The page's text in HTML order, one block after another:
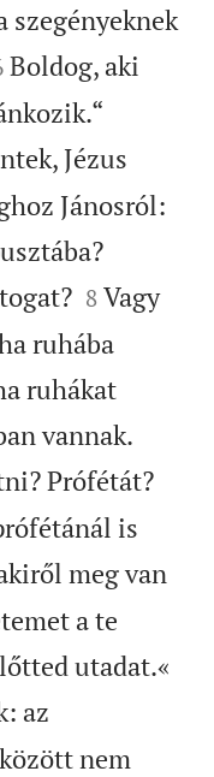
szegényeknek
Boldog, aki
Jézus
Jánosról:

8 Vagy
ruhába
ruhákat
vannak.
Prófétát?
is
meg van
a te
utadat.«
az
nem